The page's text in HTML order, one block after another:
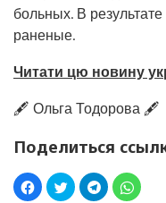
больных. В
раненые.
Читати цю новину
🖋️ Ольга Тодорова 🖋️
Поделиться